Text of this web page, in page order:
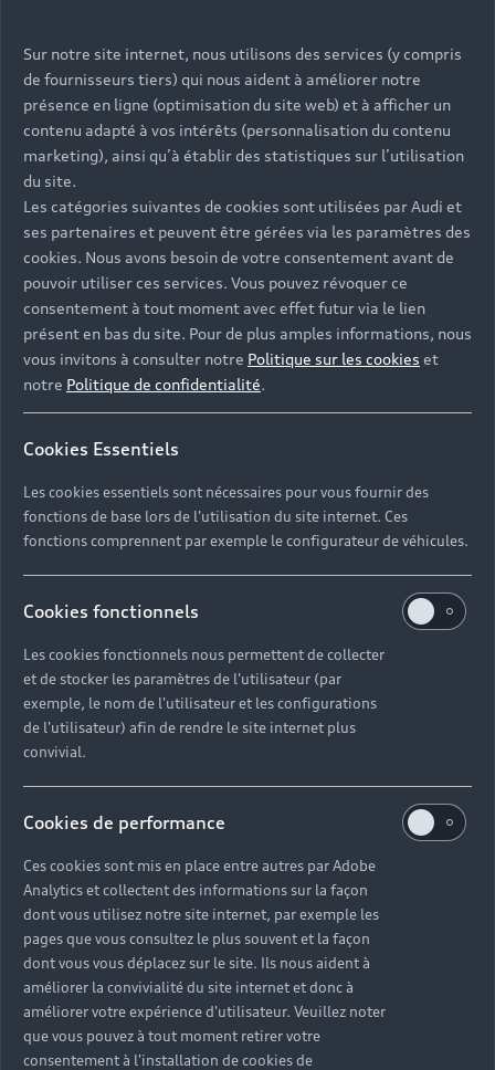
Sur notre site internet, nous utilisons des services (y compris
de fournisseurs tiers) qui nous aident à améliorer notre
présence en ligne (optimisation du site web) et à afficher un
contenu adapté à vos intérêts (personnalisation du contenu
marketing), ainsi qu’à établir des statistiques sur l’utilisation
du site.
Les catégories suivantes de cookies sont utilisées par Audi et
ses partenaires et peuvent être gérées via les paramètres des
cookies. Nous avons besoin de votre consentement avant de
pouvoir utiliser ces services. Vous pouvez révoquer ce
consentement à tout moment avec effet futur via le lien
présent en bas du site. Pour de plus amples informations, nous
vous invitons à consulter notre Politique sur les cookies et
notre Politique de confidentialité.
Cookies Essentiels
Les cookies essentiels sont nécessaires pour vous fournir des
fonctions de base lors de l'utilisation du site internet. Ces
fonctions comprennent par exemple le configurateur de véhicules.
Cookies fonctionnels
Les cookies fonctionnels nous permettent de collecter
et de stocker les paramètres de l'utilisateur (par
exemple, le nom de l'utilisateur et les configurations
de l'utilisateur) afin de rendre le site internet plus
convivial.
Cookies de performance
Ces cookies sont mis en place entre autres par Adobe
Analytics et collectent des informations sur la façon
dont vous utilisez notre site internet, par exemple les
pages que vous consultez le plus souvent et la façon
dont vous vous déplacez sur le site. Ils nous aident à
améliorer la convivialité du site internet et donc à
améliorer votre expérience d'utilisateur. Veuillez noter
que vous pouvez à tout moment retirer votre
consentement à l'installation de cookies de